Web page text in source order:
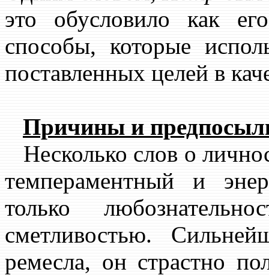
это обусловило как
способы, которые
поставленных целей в
Причины и
Несколько слов о
темпераментный и
только
сметливостью.
ремесла, он страстно